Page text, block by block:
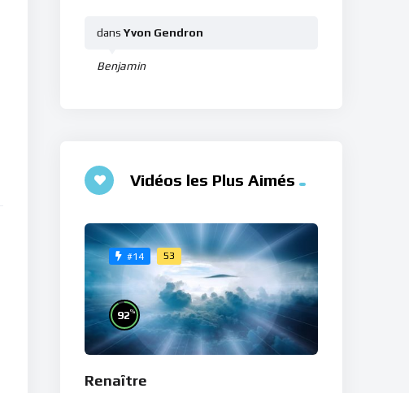
Benjamin
dansYvon Gendron
Vidéos les Plus Aimés
#14 53
92%
Renaître